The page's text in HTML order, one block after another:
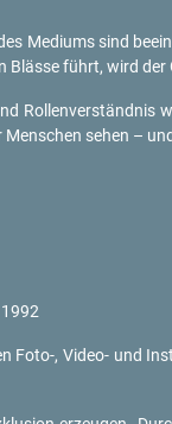
Me­di­ums sind
Bläs­se führt, wird
Rol­len­ver­ständ­nis
sehen –
Foto-, Vi­deo- und